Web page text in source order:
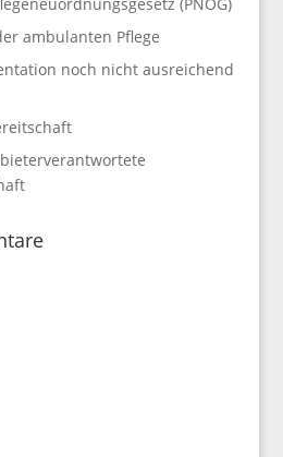
ambulanten Pflege
noch nicht ausreichend